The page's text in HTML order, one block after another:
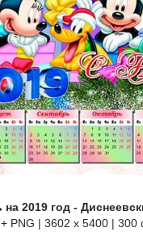
на 2019 год -
PNG | 3602 x 5400 | 300